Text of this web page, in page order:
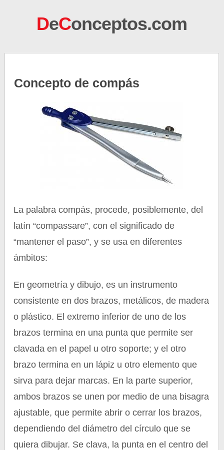
DeConceptos.com
Concepto de compás
La palabra compás, procede, posiblemente, del
latín “compassare”, con el significado de
“mantener el paso”, y se usa en diferentes
ámbitos:
En geometría y dibujo, es un instrumento
consistente en dos brazos, metálicos, de madera
o plástico. El extremo inferior de uno de los
brazos termina en una punta que permite ser
clavada en el papel u otro soporte; y el otro
brazo termina en un lápiz u otro elemento que
sirva para dejar marcas. En la parte superior,
ambos brazos se unen por medio de una bisagra
ajustable, que permite abrir o cerrar los brazos,
dependiendo del diámetro del círculo que se
quiera dibujar. Se clava, la punta en el centro del